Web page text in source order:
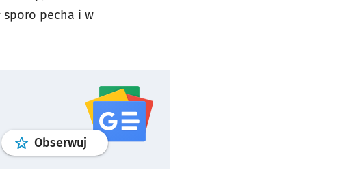
sporo pecha i w
Obserwuj profilgoogle news